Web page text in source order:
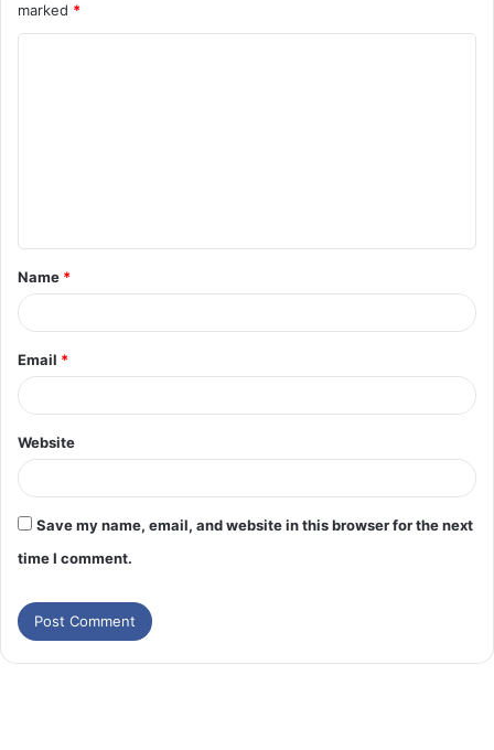
marked *
Name *
Email *
Website
Save my name, email, and website in this browser for the next
time I comment.